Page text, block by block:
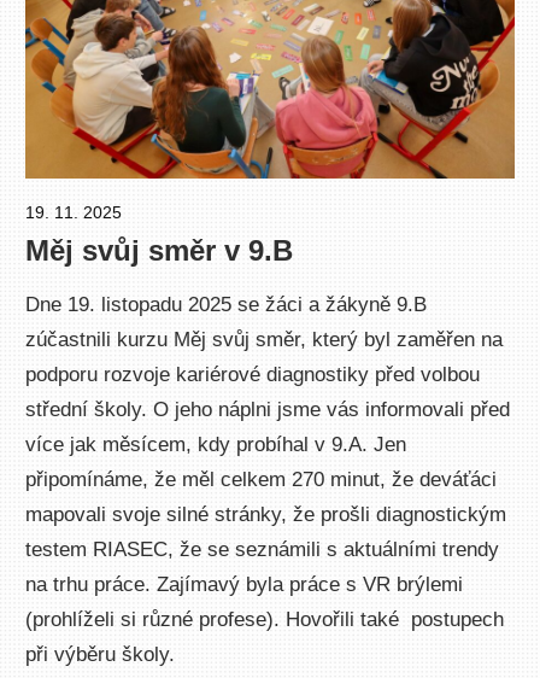
19. 11. 2025
Měj svůj směr v 9.B
Dne 19. listopadu 2025 se žáci a žákyně 9.B
zúčastnili kurzu Měj svůj směr, který byl zaměřen na
podporu rozvoje kariérové diagnostiky před volbou
střední školy. O jeho náplni jsme vás informovali před
více jak měsícem, kdy probíhal v 9.A. Jen
připomínáme, že měl celkem 270 minut, že deváťáci
mapovali svoje silné stránky, že prošli diagnostickým
testem RIASEC, že se seznámili s aktuálními trendy
na trhu práce. Zajímavý byla práce s VR brýlemi
(prohlíželi si různé profese). Hovořili také postupech
při výběru školy.